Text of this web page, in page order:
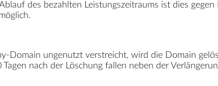
des bezahlten Leistungszeitraums ist dies
Domain ungenutzt verstreicht, wird die Domain
nach der Löschung fallen neben der